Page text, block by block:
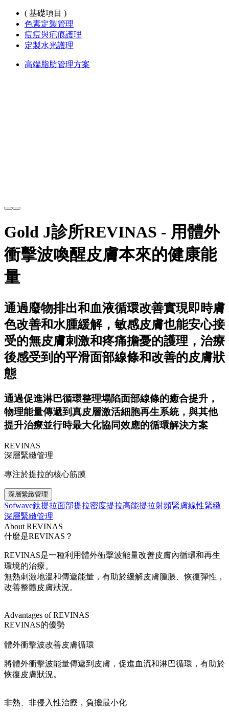
( 基礎項目 )
色素定製管理
痘痘與疤痕護理
定製水光護理
高端脂肪管理方案
Gold J診所REVINAS - 用體外
衝擊波喚醒皮膚本來的健康能
量
通過廢物排出和血液循環改善實現即時膚
色改善和水腫緩解，敏感皮膚也能安心接
受的無皮膚刺激和疼痛擔憂的護理，治療
後感受到的平滑面部線條和改善的皮膚狀
態
通過促進淋巴循環整理塌陷面部線條的癒合提升，
物理能量傳遞到真皮層激活細胞再生系統，與其他
提升治療並行時最大化協同效應的循環解決方案
REVINAS
深層緊緻管理
專注於提拉的核心筋膜
深層緊緻管理
Sofwave鈦提拉面部提拉密度提拉高能提拉射頻緊膚線性緊緻
深層緊緻管理
About REVINAS
什麼是REVINAS？
REVINAS是一種利用體外衝擊波能量改善皮膚內循環和再生
環境的治療。
無熱刺激地溫和傳遞能量，有助於緩解皮膚腫脹、恢復彈性，
改善整體皮膚狀況。
Advantages of REVINAS
REVINAS的優勢
體外衝擊波改善皮膚循環
將體外衝擊波能量傳遞到皮膚，促進血流和淋巴循環，有助於
恢復皮膚狀況。
非熱、非侵入性治療，負擔最小化